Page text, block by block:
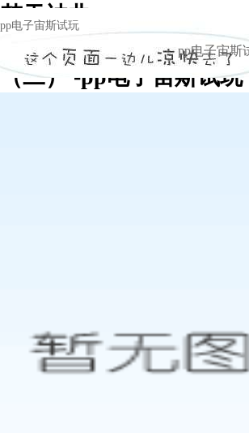
楚天神曲
——中国新名酒枝江大曲
（二） -pp电子宙斯试玩
pp电子宙斯试玩
pp电子宙斯